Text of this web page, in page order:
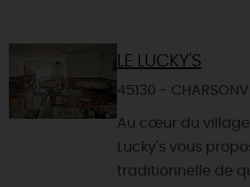
LE LUCKY'S
45130 -
Au cœur du village
Lucky's vous
traditionnelle de